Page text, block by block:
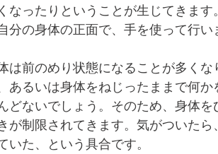
なったりということが生じてきます。
分の身体の正面で、手を使って行い
は前のめり状態になることが多くな
あるいは身体をねじったままで何か
どないでしょう。そのため、身体を
が制限されてきます。気がついたら
た、という具合です。